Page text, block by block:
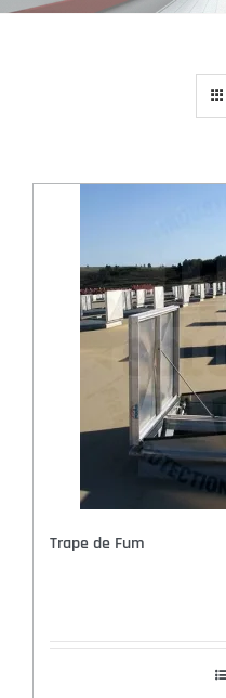
Trape de Fum